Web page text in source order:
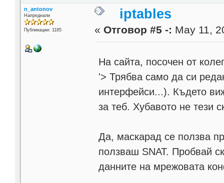
n_antonov
Напреднали
Публикации: 1185
iptables
« Отговор #5 -: May 11,
На сайта, посочен от
'> Трябва само да си
интерфейси...). Където
за теб. Хубавото не тези
Да, маскарад се ползва
ползваш SNAT. Пробвай
данните на мрежовата